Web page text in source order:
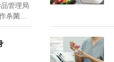
管理局
杀菌剂
有效性
工厂，